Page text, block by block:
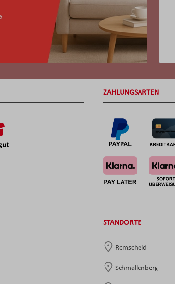
ZAHLUNGSARTEN
STANDORTE
Remscheid
Schmallenberg